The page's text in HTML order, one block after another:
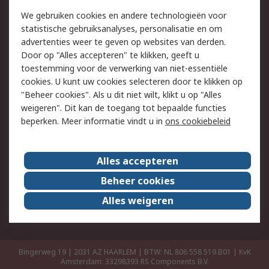
Track & Trace
Wettelijk
Cookiebeleid
Email veiligheid
Privacybeleid
Websitevoorwaarden
Algemene
verkoopvoorwaarden
Over RS
RS Group
Over ons
RS wereldwijd
Werken bij RS
ESG
Bingerweg 19 | 2031 AZ HAARLEM | BTW: NL 806 558 519.B01 | KvK
Amsterdam: 33298393 RS Components B.V.
We gebruiken cookies en andere technologieën voor
statistische gebruiksanalyses, personalisatie en om
advertenties weer te geven op websites van derden.
Door op "Alles accepteren" te klikken, geeft u
toestemming voor de verwerking van niet-essentiële
cookies. U kunt uw cookies selecteren door te klikken op
"Beheer cookies". Als u dit niet wilt, klikt u op "Alles
weigeren". Dit kan de toegang tot bepaalde functies
beperken. Meer informatie vindt u in ons cookiebeleid
Alles accepteren
Beheer cookies
Alles weigeren